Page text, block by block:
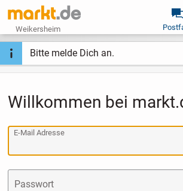
Weikersheim
Bitte melde Dich an.
Willkommen bei
E-Mail Adresse
Passwort